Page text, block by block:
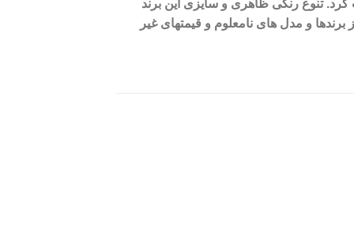
کرد. تنوع رنگی ظاهری و سایزی این برند
و مدل های نامعلوم و قیمتهای غیر